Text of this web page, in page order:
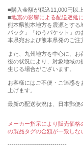
購入金額が税込11,000円以
地震の影響による配送遅延
熊本県熊本地方を震源とする
パック」「ゆうパケット」
本県宛および熊本県発のご注
また、九州地方を中心に、
後の状況により、対象地域の
生じる場合がございます。
お客様にはご不便・ご迷惑を
上げます。
最新の配送状況は、日本郵便
メーカー指示により販売価
の製品タグの金額が一致しな
-----------------------------